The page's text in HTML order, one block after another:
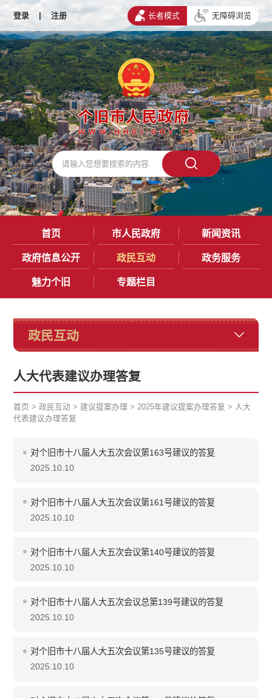
登录 | 注册 长者模式 无障碍浏览
首页 市人民政府 新闻资讯
政府信息公开 政民互动 政务服务
魅力个旧 专题栏目
政民互动
人大代表建议办理答复
首页 >政民互动 > 建议提案办理 > 2025年建议提案办理答复 > 人大
代表建议办理答复
对个旧市十八届人大五次会议第163号建议的答复
2025.10.10
对个旧市十八届人大五次会议第161号建议的答复
2025.10.10
对个旧市十八届人大五次会议第140号建议的答复
2025.10.10
对个旧市十八届人大五次会议总第139号建议的答复
2025.10.10
对个旧市十八届人大五次会议第135号建议的答复
2025.10.10